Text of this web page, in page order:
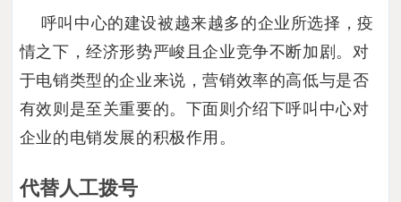
呼叫中心的建设被越来越多的企业所选择，疫
情之下，经济形势严峻且企业竞争不断加剧。对
于电销类型的企业来说，营销效率的高低与是否
有效则是至关重要的。下面则介绍下呼叫中心对
企业的电销发展的积极作用。
代替人工拨号